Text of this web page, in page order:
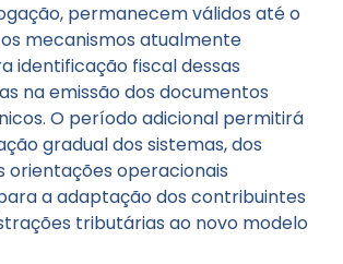
permanecem válidos até o
mecanismos atualmente
identificação fiscal dessas
na emissão dos documentos
O período adicional permitirá
gradual dos sistemas, dos
orientações operacionais
a adaptação dos contribuintes
tributárias ao novo modelo